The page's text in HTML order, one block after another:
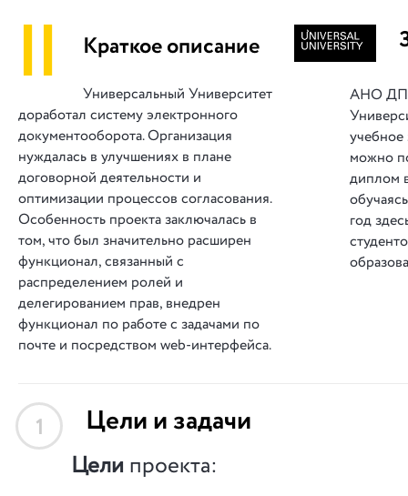
|| Краткое описание
Универсальный Университет
доработал систему электронного
документооборота. Организация
нуждалась в улучшениях в плане
договорной деятельности и
оптимизации процессов согласования.
Особенность проекта заключалась в
том, что был значительно расширен
функционал, связанный с
распределением ролей и
делегированием прав, внедрен
функционал по работе с задачами по
почте и посредством web-интерфейса.
АНО
учебное
можно
диплом
год
1 Цели и задачи
Цели проекта: